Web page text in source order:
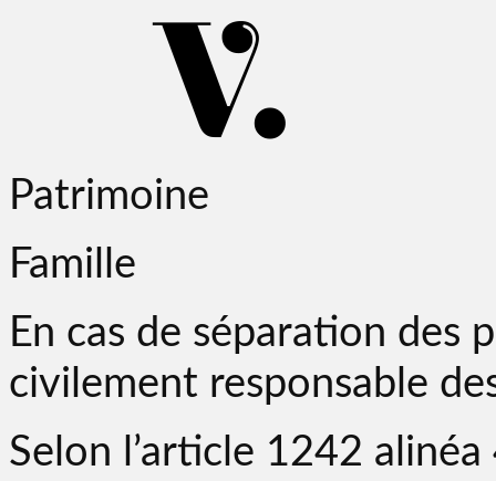
Patrimoine
Famille
En cas de séparation des
civilement responsable
Selon l’article 1242